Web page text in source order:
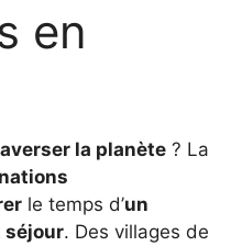
en
la planète ? La
le temps d’un
séjour. Des villages de